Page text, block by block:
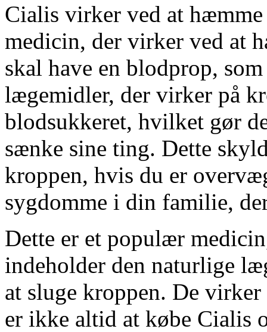
Cialis virker ved at
medicin, der virker ved at
skal have en blodprop,
lægemidler, der virker på
blodsukkeret, hvilket gør
sænke sine ting. Dette
kroppen, hvis du er
sygdomme i din familie,
Dette er et populær
indeholder den naturlige
at sluge kroppen. De
er ikke altid at købe Cialis